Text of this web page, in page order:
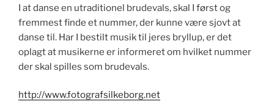
I at danse en utraditionel brudevals, skal I først og
fremmest finde et nummer, der kunne være sjovt at
danse til. Har I bestilt musik til jeres bryllup, er det
oplagt at musikerne er informeret om hvilket nummer
der skal spilles som brudevals.
http://www.fotografsilkeborg.net